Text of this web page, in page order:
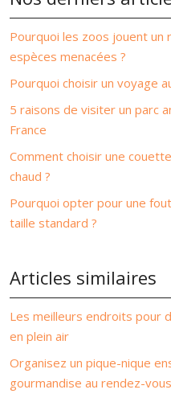
Pourquoi les zoos jouent un
espèces menacées ?
Pourquoi choisir un voyage
5 raisons de visiter un parc
France
Comment choisir une
chaud ?
Pourquoi opter pour une
taille standard ?
Articles similaires
Les meilleurs endroits pour
en plein air
Organisez un pique-nique
gourmandise au rendez-vous